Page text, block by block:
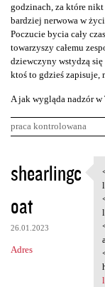
godzinach, za które nikt
bardziej nerwowa w
Poczucie bycia cały
towarzyszy całemu
dziewczyny wstydzą
ktoś to gdzieś zapisuje,
A jak wygląda nadzór w
praca kontrolowana
K
o
m
e
n
shearlingc
oat
26.01.2023
Adres